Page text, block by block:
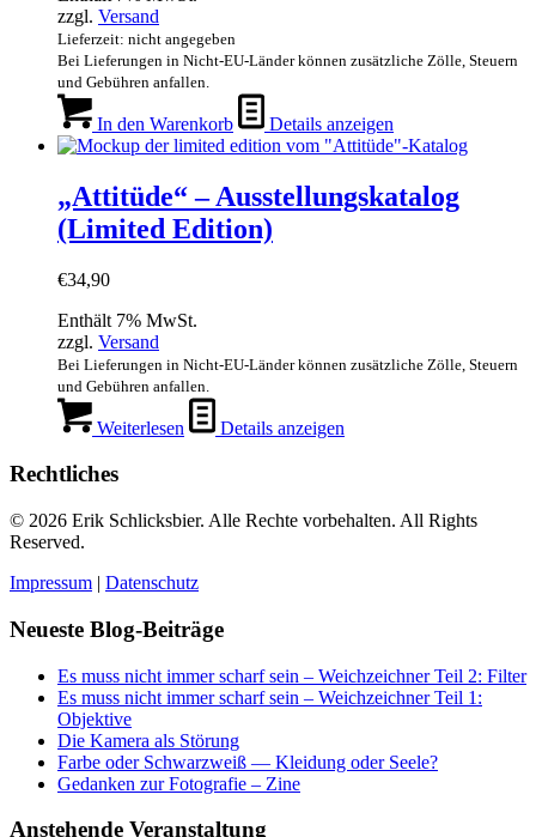
zzgl. Versand
Lieferzeit: nicht angegeben
Bei Lieferungen in Nicht-EU-Länder können zusätzliche Zölle, Steuern
und Gebühren anfallen.
In den Warenkorb Details anzeigen
„Attitüde“ – Ausstellungskatalog
(Limited Edition)
€34,90
Enthält 7% MwSt.
zzgl. Versand
Bei Lieferungen in Nicht-EU-Länder können zusätzliche Zölle, Steuern
und Gebühren anfallen.
Weiterlesen Details anzeigen
Rechtliches
© 2026 Erik Schlicksbier. Alle Rechte vorbehalten. All Rights
Reserved.
Impressum | Datenschutz
Neueste Blog-Beiträge
Es muss nicht immer scharf sein – Weichzeichner Teil 2: Filter
Es muss nicht immer scharf sein – Weichzeichner Teil 1:
Objektive
Die Kamera als Störung
Farbe oder Schwarzweiß — Kleidung oder Seele?
Gedanken zur Fotografie – Zine
Anstehende Veranstaltung